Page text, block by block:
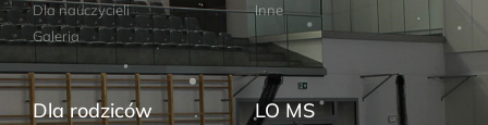
Dla nauczycieli
Galeria
Inne
Dla rodziców LO MS